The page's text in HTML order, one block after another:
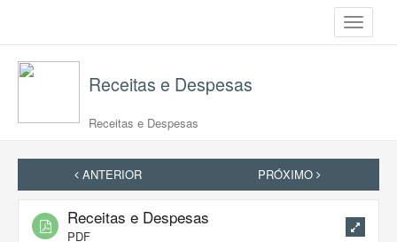
Toggle
Receitas e Despesas
Receitas e Despesas
ANTERIOR PRÓXIMO
Receitas e Despesas
PDF